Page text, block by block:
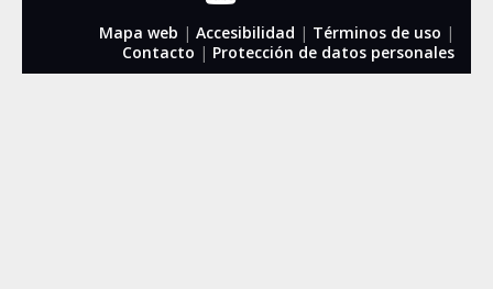
Mapa web | Accesibilidad | Términos de uso |
Contacto | Protección de datos personales